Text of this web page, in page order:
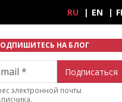
RU EN
НА БЛОГ
электронной почты